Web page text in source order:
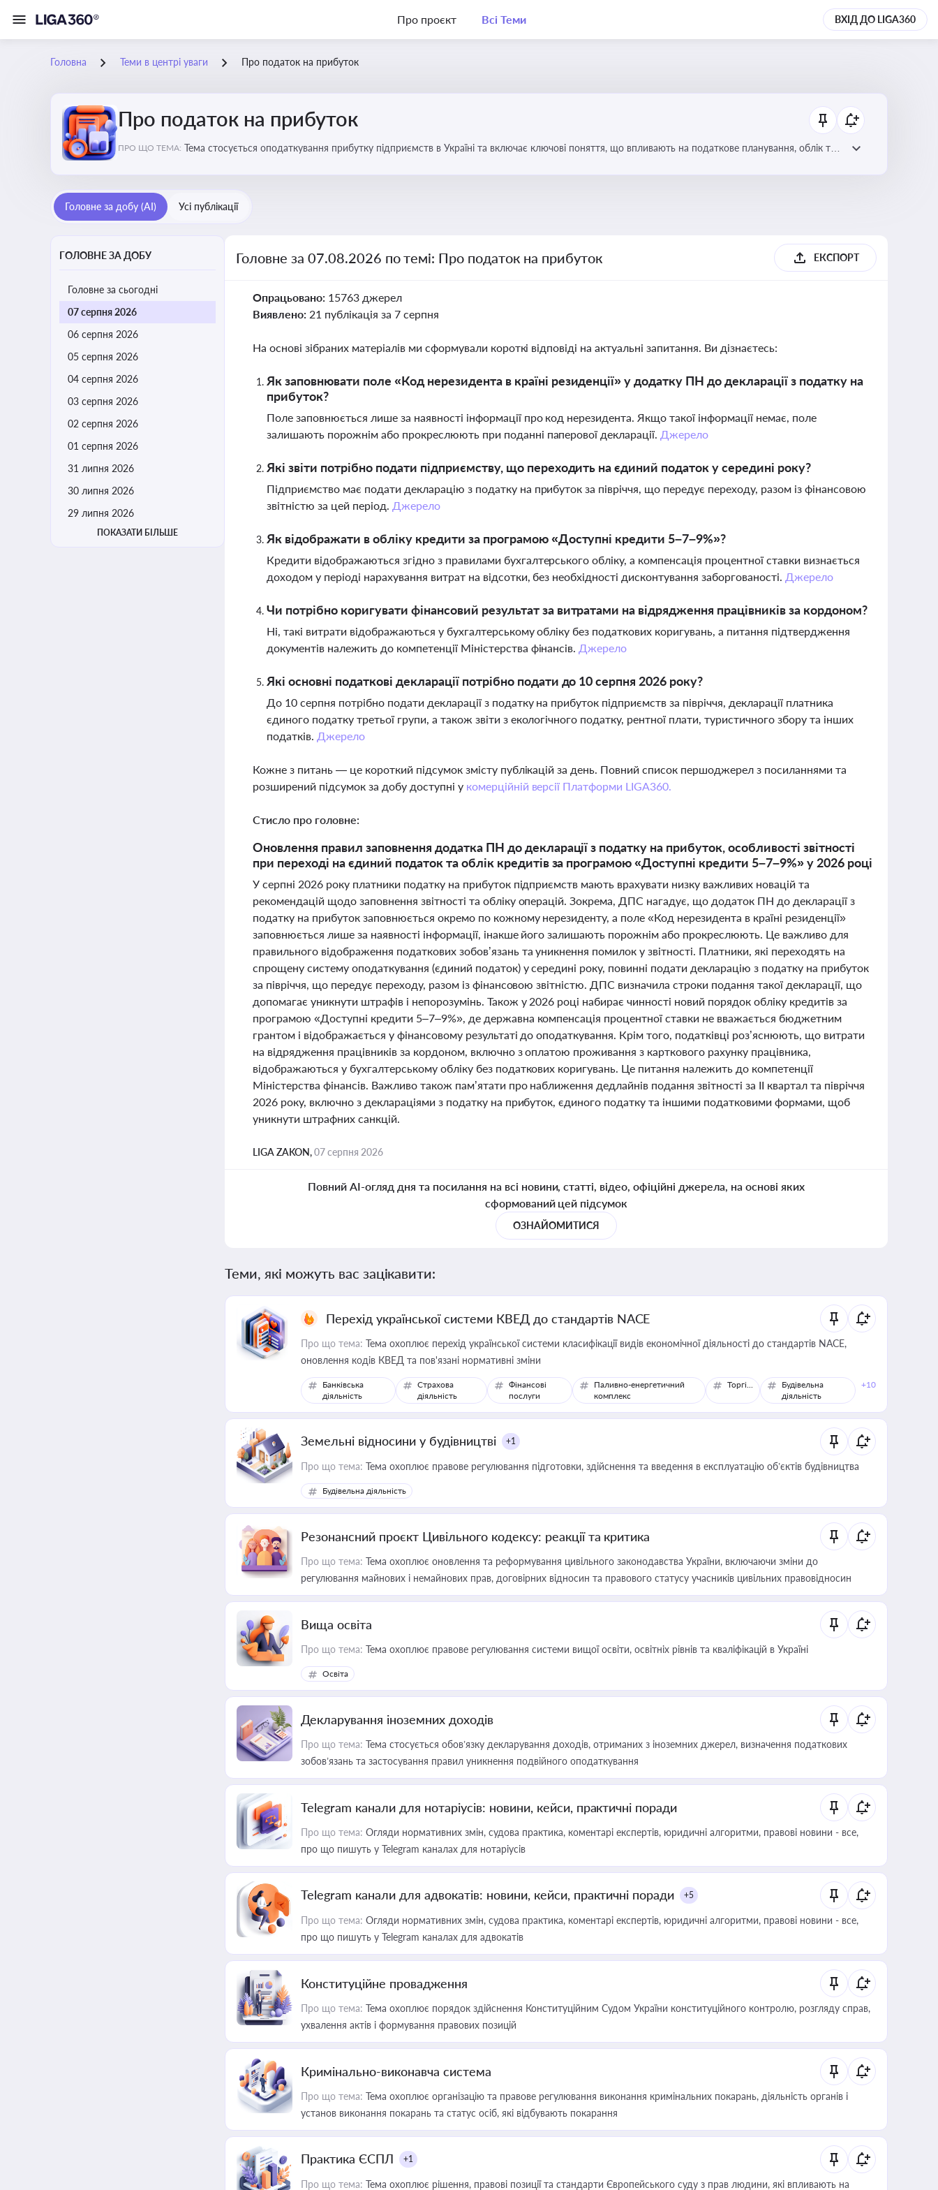
Про проєкт Всі Теми ВХІД ДО LIGA360
Головна Теми в центрі уваги Про податок на прибуток
Про податок на прибуток
ПРО ЩО ТЕМА: Тема стосується оподаткування прибутку підприємств в Україні та включає ключові поняття, що впливають на податкове планування, облік та
Головне за добу (AI) Усі публікації
ГОЛОВНЕ ЗА ДОБУ
Головне за сьогодні
07 серпня 2026
06 серпня 2026
05 серпня 2026
04 серпня 2026
03 серпня 2026
02 серпня 2026
01 серпня 2026
31 липня 2026
30 липня 2026
29 липня 2026
ПОКАЗАТИ БІЛЬШЕ
Головне за 07.08.2026 по темі: Про податок на прибуток ЕКСПОРТ
Опрацьовано: 15763 джерел
Виявлено: 21 публікація за 7 серпня
На основі зібраних матеріалів ми сформували короткі відповіді на актуальні запитання. Ви дізнаєтесь:
Як заповнювати поле «Код нерезидента в країні резиденції» у додатку ПН до декларації з податку на
прибуток?
Поле заповнюється лише за наявності інформації про код нерезидента. Якщо такої інформації немає, поле
залишають порожнім або прокреслюють при поданні паперової декларації. Джерело
Які звіти потрібно подати підприємству, що переходить на єдиний податок у середині року?
Підприємство має подати декларацію з податку на прибуток за півріччя, що передує переходу, разом із фінансовою
звітністю за цей період. Джерело
Як відображати в обліку кредити за програмою «Доступні кредити 5–7–9%»?
Кредити відображаються згідно з правилами бухгалтерського обліку, а компенсація процентної ставки визнається
доходом у періоді нарахування витрат на відсотки, без необхідності дисконтування заборгованості. Джерело
Чи потрібно коригувати фінансовий результат за витратами на відрядження працівників за кордоном?
Ні, такі витрати відображаються у бухгалтерському обліку без податкових коригувань, а питання підтвердження
документів належить до компетенції Міністерства фінансів. Джерело
Які основні податкові декларації потрібно подати до 10 серпня 2026 року?
До 10 серпня потрібно подати декларації з податку на прибуток підприємств за півріччя, декларації платника
єдиного податку третьої групи, а також звіти з екологічного податку, рентної плати, туристичного збору та інших
податків. Джерело
Кожне з питань — це короткий підсумок змісту публікацій за день. Повний список першоджерел з посиланнями та
розширений підсумок за добу доступні у комерційній версії Платформи LIGA360.
Стисло про головне:
Оновлення правил заповнення додатка ПН до декларації з податку на прибуток, особливості звітності
при переході на єдиний податок та облік кредитів за програмою «Доступні кредити 5–7–9%» у 2026 році
У серпні 2026 року платники податку на прибуток підприємств мають врахувати низку важливих новацій та
рекомендацій щодо заповнення звітності та обліку операцій. Зокрема, ДПС нагадує, що додаток ПН до декларації з
податку на прибуток заповнюється окремо по кожному нерезиденту, а поле «Код нерезидента в країні резиденції»
заповнюється лише за наявності інформації, інакше його залишають порожнім або прокреслюють. Це важливо для
правильного відображення податкових зобов’язань та уникнення помилок у звітності. Платники, які переходять на
спрощену систему оподаткування (єдиний податок) у середині року, повинні подати декларацію з податку на прибуток
за півріччя, що передує переходу, разом із фінансовою звітністю. ДПС визначила строки подання такої декларації, що
допомагає уникнути штрафів і непорозумінь. Також у 2026 році набирає чинності новий порядок обліку кредитів за
програмою «Доступні кредити 5–7–9%», де державна компенсація процентної ставки не вважається бюджетним
грантом і відображається у фінансовому результаті до оподаткування. Крім того, податківці роз’яснюють, що витрати
на відрядження працівників за кордоном, включно з оплатою проживання з карткового рахунку працівника,
відображаються у бухгалтерському обліку без податкових коригувань. Це питання належить до компетенції
Міністерства фінансів. Важливо також пам’ятати про наближення дедлайнів подання звітності за ІІ квартал та півріччя
2026 року, включно з деклараціями з податку на прибуток, єдиного податку та іншими податковими формами, щоб
уникнути штрафних санкцій.
LIGA ZAKON,07 серпня 2026
Повний AI-огляд дня та посилання на всі новини, статті, відео, офіційні джерела, на основі яких
сформований цей підсумок
ОЗНАЙОМИТИСЯ
Теми, які можуть вас зацікавити:
Перехід української системи КВЕД до стандартів NACE
Про що тема: Тема охоплює перехід української системи класифікації видів економічної діяльності до стандартів NACE,
оновлення кодів КВЕД та пов'язані нормативні зміни
Банківська
діяльність
Страхова
діяльність
Фінансові
послуги
Паливно-енергетичний
комплекс
Торгівля
Будівельна
діяльність
+10
Земельні відносини у будівництві +1
Про що тема: Тема охоплює правове регулювання підготовки, здійснення та введення в експлуатацію об’єктів будівництва
Будівельна діяльність
Резонансний проєкт Цивільного кодексу: реакції та критика
Про що тема: Тема охоплює оновлення та реформування цивільного законодавства України, включаючи зміни до
регулювання майнових і немайнових прав, договірних відносин та правового статусу учасників цивільних правовідносин
Вища освіта
Про що тема: Тема охоплює правове регулювання системи вищої освіти, освітніх рівнів та кваліфікацій в Україні
Освіта
Декларування іноземних доходів
Про що тема: Тема стосується обов’язку декларування доходів, отриманих з іноземних джерел, визначення податкових
зобов’язань та застосування правил уникнення подвійного оподаткування
Telegram канали для нотаріусів: новини, кейси, практичні поради
Про що тема: Огляди нормативних змін, судова практика, коментарі експертів, юридичні алгоритми, правові новини - все,
про що пишуть у Telegram каналах для нотаріусів
Telegram канали для адвокатів: новини, кейси, практичні поради +5
Про що тема: Огляди нормативних змін, судова практика, коментарі експертів, юридичні алгоритми, правові новини - все,
про що пишуть у Telegram каналах для адвокатів
Конституційне провадження
Про що тема: Тема охоплює порядок здійснення Конституційним Судом України конституційного контролю, розгляду справ,
ухвалення актів і формування правових позицій
Кримінально-виконавча система
Про що тема: Тема охоплює організацію та правове регулювання виконання кримінальних покарань, діяльність органів і
установ виконання покарань та статус осіб, які відбувають покарання
Практика ЄСПЛ +1
Про що тема: Тема охоплює рішення, правові позиції та стандарти Європейського суду з прав людини, які впливають на